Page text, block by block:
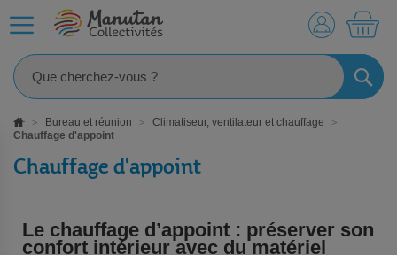
Bureau et réunion
Climatiseur, ventilateur et chauffage
Chauffage d'appoint
Chauffage d'appoint
Le chauffage d’appoint : préserver son
confort intérieur avec du matériel